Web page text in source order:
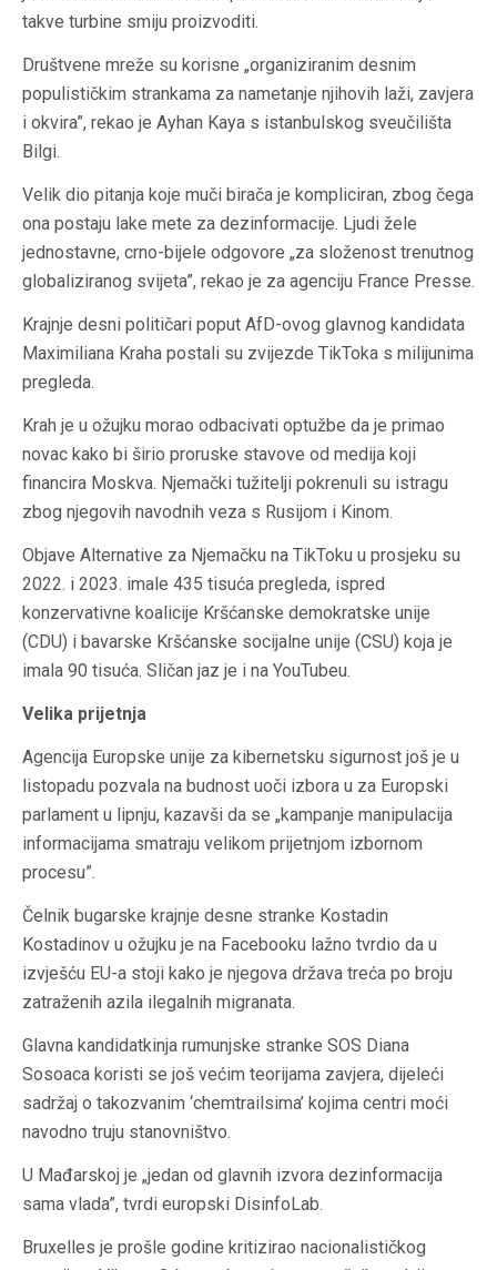
takve turbine smiju proizvoditi.
Društvene mreže su korisne „organiziranim desnim
populističkim strankama za nametanje njihovih laži, zavjera
i okvira”, rekao je Ayhan Kaya s istanbulskog sveučilišta
Bilgi.
Velik dio pitanja koje muči birača je kompliciran, zbog čega
ona postaju lake mete za dezinformacije. Ljudi žele
jednostavne, crno-bijele odgovore „za složenost trenutnog
globaliziranog svijeta”, rekao je za agenciju France Presse.
Krajnje desni političari poput AfD-ovog glavnog kandidata
Maximiliana Kraha postali su zvijezde TikToka s milijunima
pregleda.
Krah je u ožujku morao odbacivati optužbe da je primao
novac kako bi širio proruske stavove od medija koji
financira Moskva. Njemački tužitelji pokrenuli su istragu
zbog njegovih navodnih veza s Rusijom i Kinom.
Objave Alternative za Njemačku na TikToku u prosjeku su
2022. i 2023. imale 435 tisuća pregleda, ispred
konzervativne koalicije Kršćanske demokratske unije
(CDU) i bavarske Kršćanske socijalne unije (CSU) koja je
imala 90 tisuća. Sličan jaz je i na YouTubeu.
Velika prijetnja
Agencija Europske unije za kibernetsku sigurnost još je u
listopadu pozvala na budnost uoči izbora u za Europski
parlament u lipnju, kazavši da se „kampanje manipulacija
informacijama smatraju velikom prijetnjom izbornom
procesu”.
Čelnik bugarske krajnje desne stranke Kostadin
Kostadinov u ožujku je na Facebooku lažno tvrdio da u
izvješću EU-a stoji kako je njegova država treća po broju
zatraženih azila ilegalnih migranata.
Glavna kandidatkinja rumunjske stranke SOS Diana
Sosoaca koristi se još većim teorijama zavjera, dijeleći
sadržaj o takozvanim ‘chemtrailsima’ kojima centri moći
navodno truju stanovništvo.
U Mađarskoj je „jedan od glavnih izvora dezinformacija
sama vlada”, tvrdi europski DisinfoLab.
Bruxelles je prošle godine kritizirao nacionalističkog